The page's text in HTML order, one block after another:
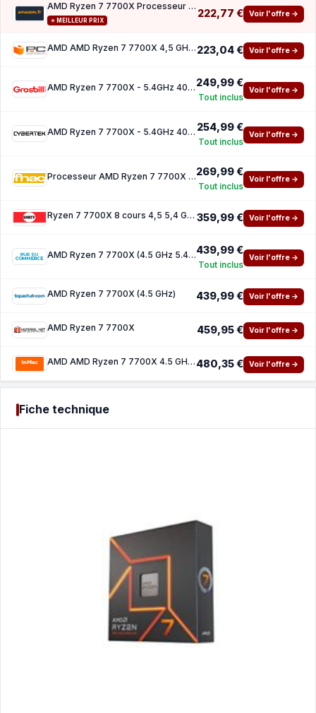
AMD Ryzen 7 7700X Processeur (Radeon Graphique Intégré, 8 Coeurs 16 Threads, 105W DTP, Soc
⭐ MEILLEUR PRIX
222,77 € Voir l'offre →
AMD AMD Ryzen 7 7700X 4,5 GHz (sans ventilateur) 223,04 € Voir l'offre →
AMD Ryzen 7 7700X - 5.4GHz 40Mo AM5 BOX 249,99 €
Tout inclus
Voir l'offre →
AMD Ryzen 7 7700X - 5.4GHz 40Mo AM5 BOX 254,99 €
Tout inclus
Voir l'offre →
Processeur AMD Ryzen 7 7700X 8 cœurs 45 54 GHz269,99 €
Tout inclus
Voir l'offre →
Ryzen 7 7700X 8 cours 4,5 5,4 GHz 359,99 € Voir l'offre →
AMD Ryzen 7 7700X (4.5 GHz 5.4 GHz)439,99 €
Tout inclus
Voir l'offre →
AMD Ryzen 7 7700X (4.5 GHz) 439,99 € Voir l'offre →
AMD Ryzen 7 7700X 459,95 € Voir l'offre →
AMD AMD Ryzen 7 7700X 4.5 GHz processeur - PIB WOF 480,35 € Voir l'offre →
Fiche technique